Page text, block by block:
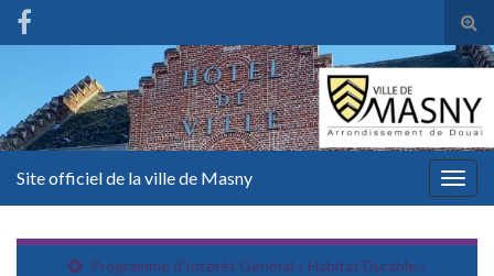
Site officiel de la ville de Masny
Programme d’Intérêt Général « Habitat Durable »